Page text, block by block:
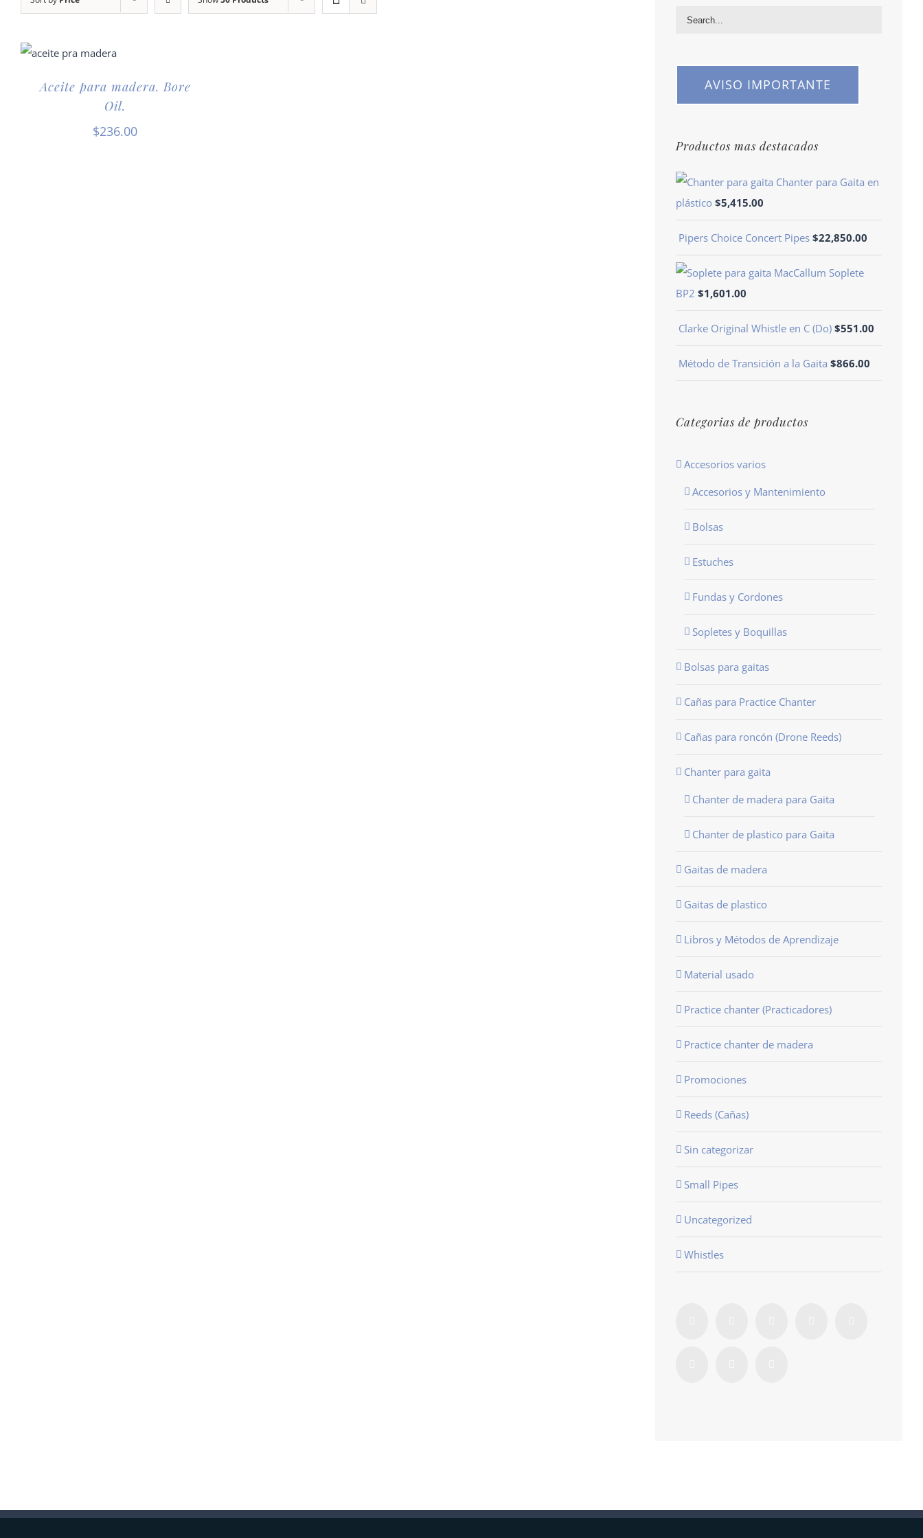
CARRITO
Aceite para madera. Bore
Oil.
$236.00
AVISO IMPORTANTE
Productos mas destacados
Chanter para Gaita en
plástico $5,415.00
Pipers Choice Concert Pipes $22,850.00
Soplete
BP2 $1,601.00
Clarke Original Whistle en C (Do) $551.00
Método de Transición a la Gaita $866.00
Categorias de productos
Accesorios varios
Accesorios y Mantenimiento
Bolsas
Estuches
Fundas y Cordones
Sopletes y Boquillas
Bolsas para gaitas
Cañas para Practice Chanter
Cañas para roncón (Drone Reeds)
Chanter para gaita
Chanter de madera para Gaita
Chanter de plastico para Gaita
Gaitas de madera
Gaitas de plastico
Libros y Métodos de Aprendizaje
Material usado
Practice chanter (Practicadores)
Practice chanter de madera
Promociones
Reeds (Cañas)
Sin categorizar
Small Pipes
Uncategorized
Whistles